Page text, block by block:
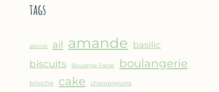
&
ROUGES
tags
abricot ail amande basilic
biscuits Boulange Facile boulangerie
brioche cake champignons